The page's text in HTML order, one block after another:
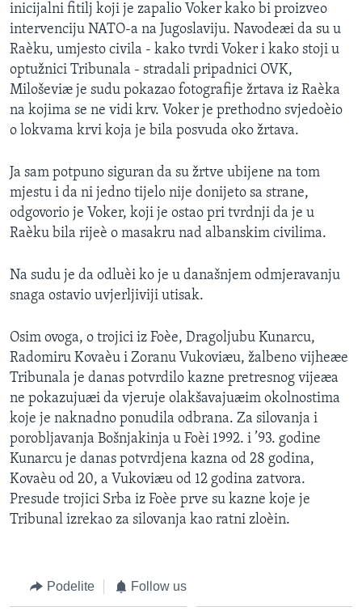
inicijalni fitilj koji je zapalio Voker kako bi proizveo
intervenciju NATO-a na Jugoslaviju. Navodeæi da su u
Raèku, umjesto civila - kako tvrdi Voker i kako stoji u
optužnici Tribunala - stradali pripadnici OVK,
Miloševiæ je sudu pokazao fotografije žrtava iz Raèka
na kojima se ne vidi krv. Voker je prethodno svjedoèio
o lokvama krvi koja je bila posvuda oko žrtava.
Ja sam potpuno siguran da su žrtve ubijene na tom
mjestu i da ni jedno tijelo nije donijeto sa strane,
odgovorio je Voker, koji je ostao pri tvrdnji da je u
Raèku bila rijeè o masakru nad albanskim civilima.
Na sudu je da odluèi ko je u današnjem odmjeravanju
snaga ostavio uvjerljiviji utisak.
Osim ovoga, o trojici iz Foèe, Dragoljubu Kunarcu,
Radomiru Kovaèu i Zoranu Vukoviæu, žalbeno vijheæe
Tribunala je danas potvrdilo kazne pretresnog vijeæa
ne pokazujuæi da vjeruje olakšavajuæim okolnostima
koje je naknadno ponudila odbrana. Za silovanja i
porobljavanja Bošnjakinja u Foèi 1992. i ’93. godine
Kunarcu je danas potvrdjena kazna od 28 godina,
Kovaèu od 20, a Vukoviæu od 12 godina zatvora.
Presude trojici Srba iz Foèe prve su kazne koje je
Tribunal izrekao za silovanja kao ratni zloèin.
Podelite Follow us